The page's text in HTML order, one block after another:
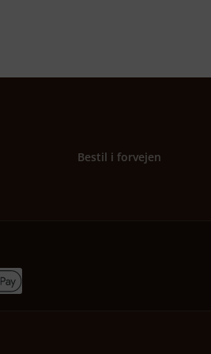
Bestil i forvejen